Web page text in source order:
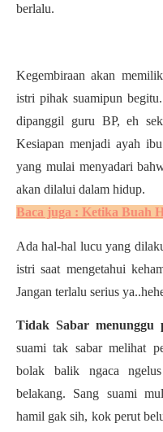
berlalu.
Kegembiraan akan
istri pihak suamipun
dipanggil guru BP, eh
Kesiapan menjadi ayah
yang mulai menyadari
akan dilalui dalam hidup.
Baca juga : Ketika Buah
Ada hal-hal lucu yang
istri saat mengetahui
Jangan terlalu serius
Tidak Sabar menunggu
suami tak sabar melihat
bolak balik ngaca
belakang. Sang suami
hamil gak sih, kok perut